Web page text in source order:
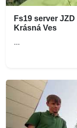
Fs19 server
Krásná Ves
...